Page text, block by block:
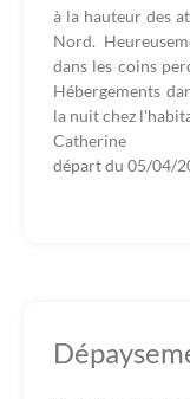
à la hauteur des
Nord.
dans les coins
Hébergements
la nuit chez
Catherine
départ du 05/04/